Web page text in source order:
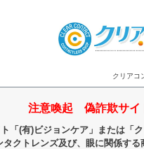
クリアコ
注意喚起 偽詐欺サイ
「(有)ビジョンケア」または「
タクトレンズ及び、眼に関係する